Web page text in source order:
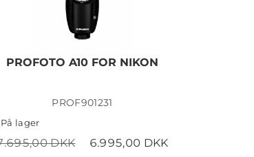
PROFOTO A10 FOR NIKON
PROF901231
På lager
DKK 6.995,00 DKK